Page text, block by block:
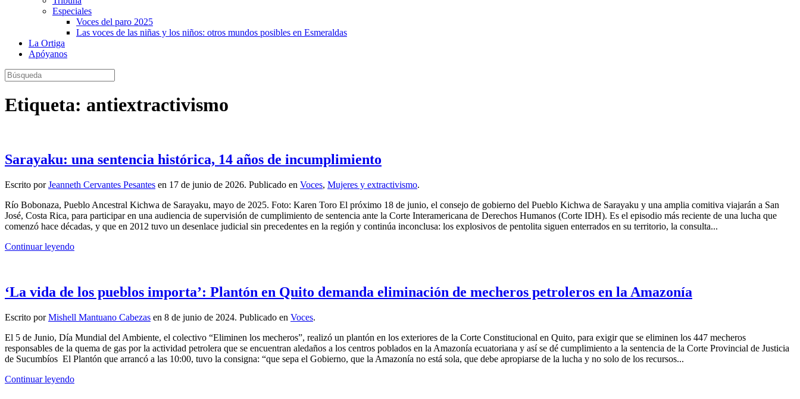
Especiales
Voces del paro 2025
Las voces de las niñas y los niños: otros mundos posibles en Esmeraldas
La Ortiga
Apóyanos
Etiqueta: antiextractivismo
Sarayaku: una sentencia histórica, 14 años de incumplimiento
Escrito porJeanneth Cervantes Pesantes en 17 de junio de 2026. Publicado en Voces, Mujeres y extractivismo.
Río Bobonaza, Pueblo Ancestral Kichwa de Sarayaku, mayo de 2025. Foto: Karen Toro El próximo 18 de junio, el consejo de gobierno del Pueblo Kichwa de Sarayaku y una amplia comitiva viajarán a San
José, Costa Rica, para participar en una audiencia de supervisión de cumplimiento de sentencia ante la Corte Interamericana de Derechos Humanos (Corte IDH). Es el episodio más reciente de una lucha que
comenzó hace décadas, y que en 2012 tuvo un desenlace judicial sin precedentes en la región y continúa inconclusa: los explosivos de pentolita siguen enterrados en su territorio, la consulta...
Continuar leyendo
‘La vida de los pueblos importa’: Plantón en Quito demanda eliminación de mecheros petroleros en la Amazonía
Escrito porMishell Mantuano Cabezas en 8 de junio de 2024. Publicado en Voces.
El 5 de Junio, Día Mundial del Ambiente, el colectivo “Eliminen los mecheros”, realizó un plantón en los exteriores de la Corte Constitucional en Quito, para exigir que se eliminen los 447 mecheros
responsables de la quema de gas por la actividad petrolera que se encuentran aledaños a los centros poblados en la Amazonía ecuatoriana y así se dé cumplimiento a la sentencia de la Corte Provincial de Justicia
de Sucumbíos El Plantón que arrancó a las 10:00, tuvo la consigna: “que sepa el Gobierno, que la Amazonía no está sola, que debe apropiarse de la lucha y no solo de los recursos...
Continuar leyendo